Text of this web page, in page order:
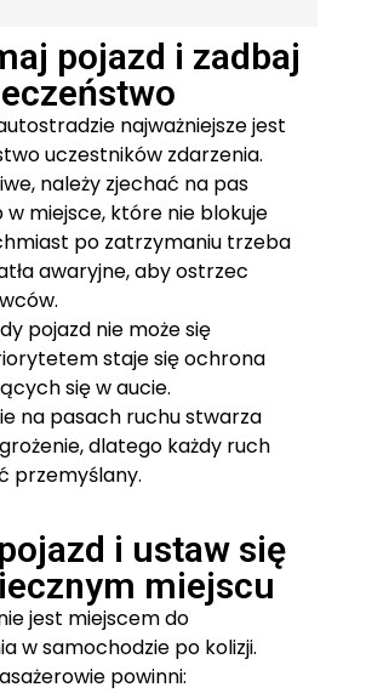
pojazd i zadbaj
najważniejsze jest
uczestników zdarzenia.
należy zjechać na pas
w miejsce, które nie blokuje
po zatrzymaniu trzeba
awaryjne, aby ostrzec
pojazd nie może się
staje się ochrona
się w aucie.
na pasach ruchu stwarza
dlatego każdy ruch
przemyślany.
i ustaw się
miejscu
jest miejscem do
w samochodzie po kolizji.
powinni: